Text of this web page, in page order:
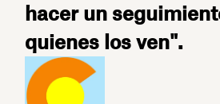
hacer un
quienes los ven".